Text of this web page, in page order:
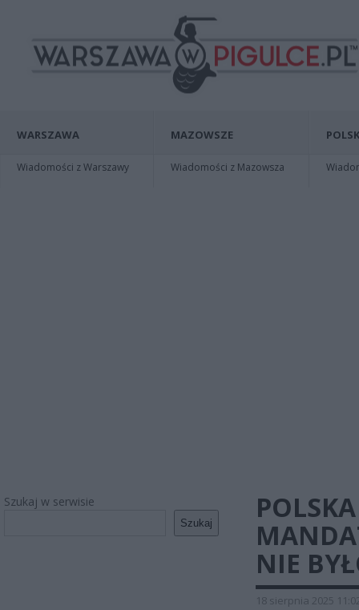
WARSZAWA
Wiadomości z Warszawy
MAZOWSZE
Wiadomości z Mazowsza
Szukaj w serwisie
Szukaj
NIE
18 sierpnia 2025